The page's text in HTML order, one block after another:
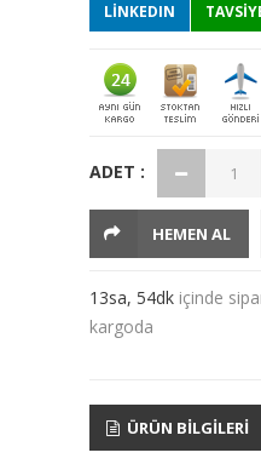
LINKEDIN
ADET :
HEMEN AL
13sa, 54dk içinde
kargoda
ÜRÜN BILGILERI